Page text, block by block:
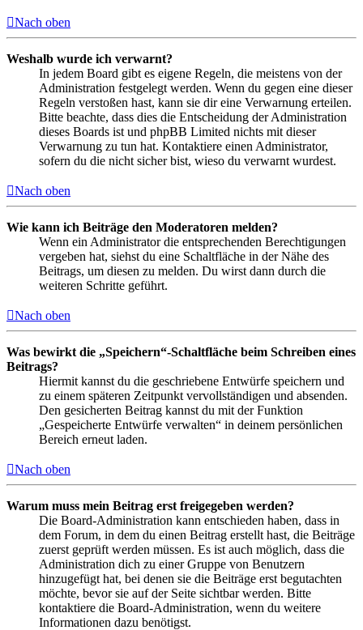
Nach oben
Weshalb wurde ich verwarnt?
In jedem Board gibt es eigene Regeln, die meistens von der
Administration festgelegt werden. Wenn du gegen eine dieser
Regeln verstoßen hast, kann sie dir eine Verwarnung erteilen.
Bitte beachte, dass dies die Entscheidung der Administration
dieses Boards ist und phpBB Limited nichts mit dieser
Verwarnung zu tun hat. Kontaktiere einen Administrator,
sofern du die nicht sicher bist, wieso du verwarnt wurdest.
Nach oben
Wie kann ich Beiträge den Moderatoren melden?
Wenn ein Administrator die entsprechenden Berechtigungen
vergeben hat, siehst du eine Schaltfläche in der Nähe des
Beitrags, um diesen zu melden. Du wirst dann durch die
weiteren Schritte geführt.
Nach oben
Was bewirkt die „Speichern“-Schaltfläche beim Schreiben eines
Beitrags?
Hiermit kannst du die geschriebene Entwürfe speichern und
zu einem späteren Zeitpunkt vervollständigen und absenden.
Den gesicherten Beitrag kannst du mit der Funktion
„Gespeicherte Entwürfe verwalten“ in deinem persönlichen
Bereich erneut laden.
Nach oben
Warum muss mein Beitrag erst freigegeben werden?
Die Board-Administration kann entschieden haben, dass in
dem Forum, in dem du einen Beitrag erstellt hast, die Beiträge
zuerst geprüft werden müssen. Es ist auch möglich, dass die
Administration dich zu einer Gruppe von Benutzern
hinzugefügt hat, bei denen sie die Beiträge erst begutachten
möchte, bevor sie auf der Seite sichtbar werden. Bitte
kontaktiere die Board-Administration, wenn du weitere
Informationen dazu benötigst.